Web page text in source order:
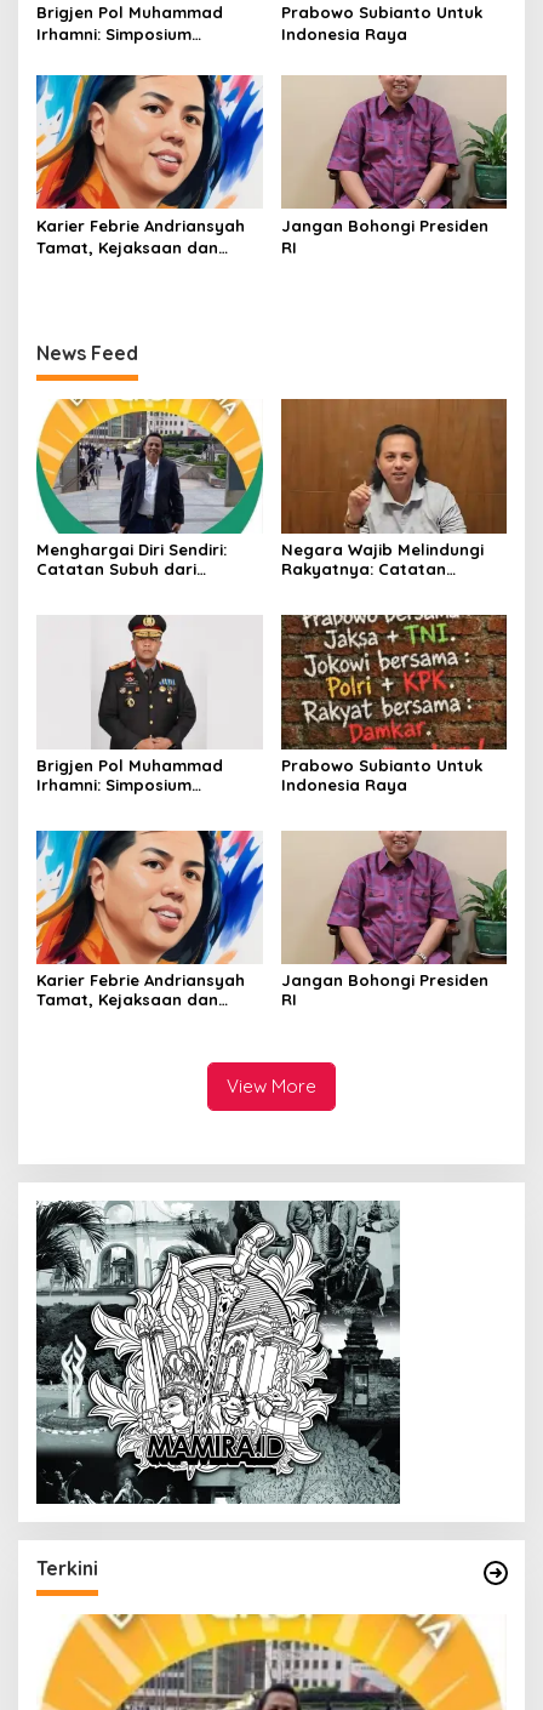
Brigjen Pol Muhammad
Irhamni: Simposium
Kejahatan SDA-LH 2026–
2030 Beri Banyak Masukan
Bagi APH
Prabowo Subianto Untuk
Indonesia Raya
Karier Febrie Andriansyah
Tamat, Kejaksaan dan
Jangan Bohongi Presiden
RI
News Feed
Menghargai Diri Sendiri:
Catatan Subuh dari
Negara Wajib Melindungi
Rakyatnya: Catatan
Kawah Ijen
Brigjen Pol Muhammad
Irhamni: Simposium
2030 Beri Banyak Masukan
Bagi APH
Prabowo Subianto Untuk
Indonesia Raya
Karier Febrie Andriansyah
Tamat, Kejaksaan dan
Jangan Bohongi Presiden
RI
View More
Terkini